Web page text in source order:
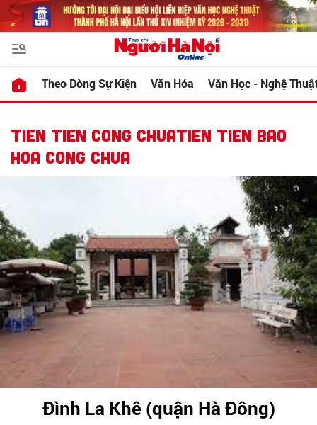
Theo Dòng Sự Kiện Văn Hóa Văn Học - Nghệ
TIEN TIEN CONG CHUATIEN TIEN BAO
HOA CONG CHUA
Đình La Khê (quận Hà Đông)